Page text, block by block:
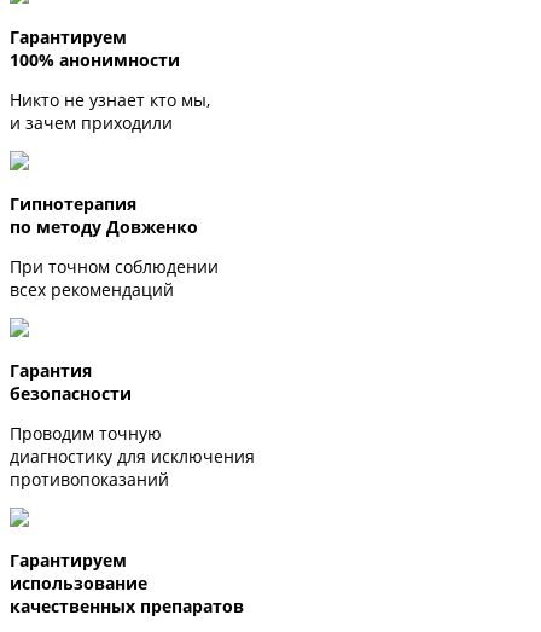
Гарантируем
100% анонимности
Никто не узнает кто мы,
и зачем приходили
Гипнотерапия
по методу Довженко
При точном соблюдении
всех рекомендаций
Гарантия
безопасности
Проводим точную
диагностику для исключения
противопоказаний
Гарантируем
использование
качественных препаратов